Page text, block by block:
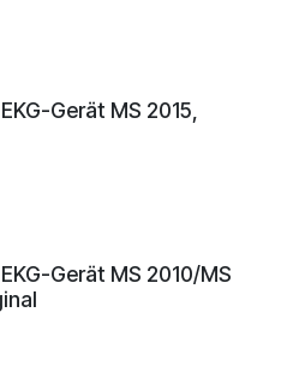
Gerät MS 2015,
Gerät MS 2010/MS